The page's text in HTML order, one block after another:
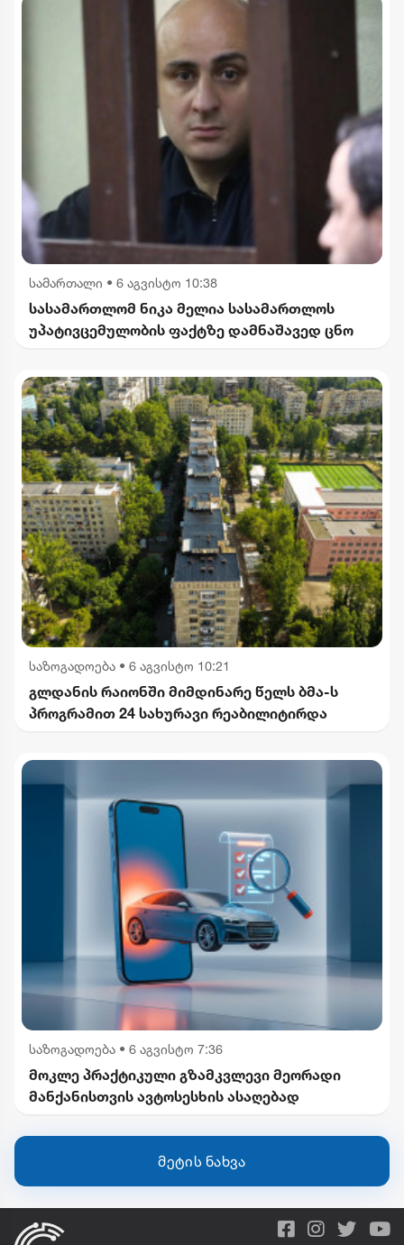
სამართალი • 6 აგვისტო 10:38
სასამართლომ ნიკა მელია სასამართლოს
უპატივცემულობის ფაქტზე დამნაშავედ ცნო
საზოგადოება • 6 აგვისტო 10:21
გლდანის რაიონში მიმდინარე წელს ბმა-ს
პროგრამით 24 სახურავი რეაბილიტირდა
საზოგადოება • 6 აგვისტო 7:36
მოკლე პრაქტიკული გზამკვლევი მეორადი
მანქანისთვის ავტოსესხის ასაღებად
მეტის ნახვა